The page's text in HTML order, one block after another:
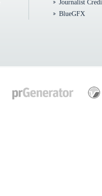
Journalist
BlueGFX